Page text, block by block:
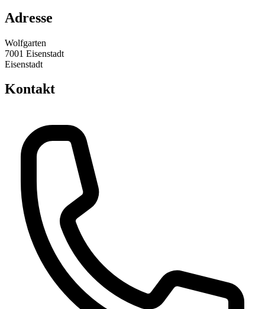
Adresse
Wolfgarten
7001 Eisenstadt
Eisenstadt
Kontakt